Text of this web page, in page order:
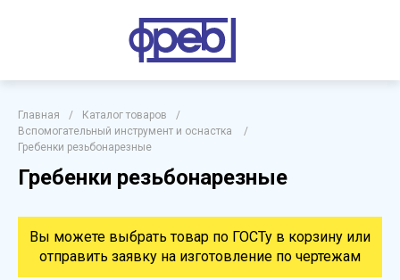
Главная / Каталог товаров
/
Вспомогательный инструмент и оснастка
/
Гребенки резьбонарезные
Гребенки резьбонарезные
Вы можете выбрать товар по ГОСТу в корзину или
отправить заявку на изготовление по чертежам